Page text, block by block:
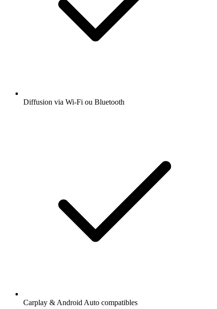
Diffusion via Wi-Fi ou Bluetooth
Carplay & Android Auto compatibles